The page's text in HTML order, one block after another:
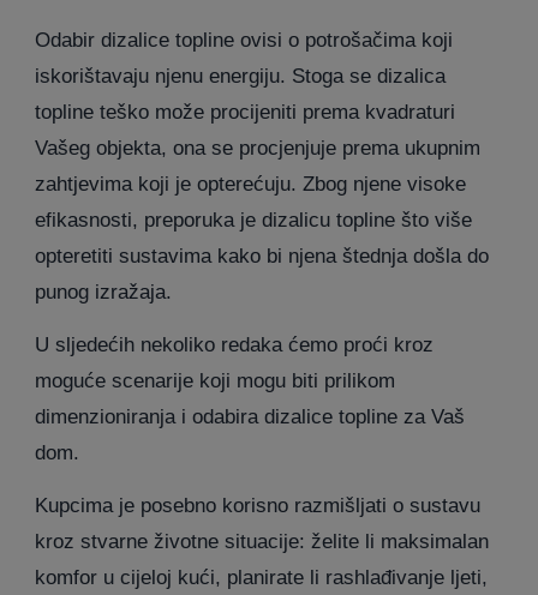
Odabir dizalice topline ovisi o potrošačima koji
iskorištavaju njenu energiju. Stoga se dizalica
topline teško može procijeniti prema kvadraturi
Vašeg objekta, ona se procjenjuje prema ukupnim
zahtjevima koji je opterećuju. Zbog njene visoke
efikasnosti, preporuka je dizalicu topline što više
opteretiti sustavima kako bi njena štednja došla do
punog izražaja.
U sljedećih nekoliko redaka ćemo proći kroz
moguće scenarije koji mogu biti prilikom
dimenzioniranja i odabira dizalice topline za Vaš
dom.
Kupcima je posebno korisno razmišljati o sustavu
kroz stvarne životne situacije: želite li maksimalan
komfor u cijeloj kući, planirate li rashlađivanje ljeti,